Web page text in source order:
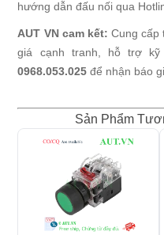
hướng dẫn đấu nối qua
AUT VN cam kết: Cung cấp
giá cạnh tranh, hỗ trợ
0968.053.025 để nhận báo
Sản Phẩm